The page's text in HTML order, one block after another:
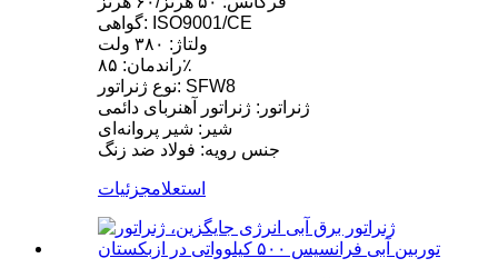
گواهی: ISO9001/CE
ولتاژ: ۳۸۰ ولت
راندمان: ۸۵٪
نوع ژنراتور: SFW8
ژنراتور: ژنراتور آهنربای دائمی
شیر: شیر پروانه‌ای
جنس رویه: فولاد ضد زنگ
استعلامجزئیات